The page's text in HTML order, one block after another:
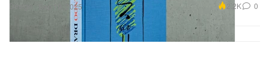
Sep 19, 2025 2.2K 0